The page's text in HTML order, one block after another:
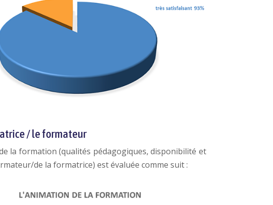
/ le formateur
la formation (qualités pédagogiques, disponibilité et
de la formatrice) est évaluée comme suit :